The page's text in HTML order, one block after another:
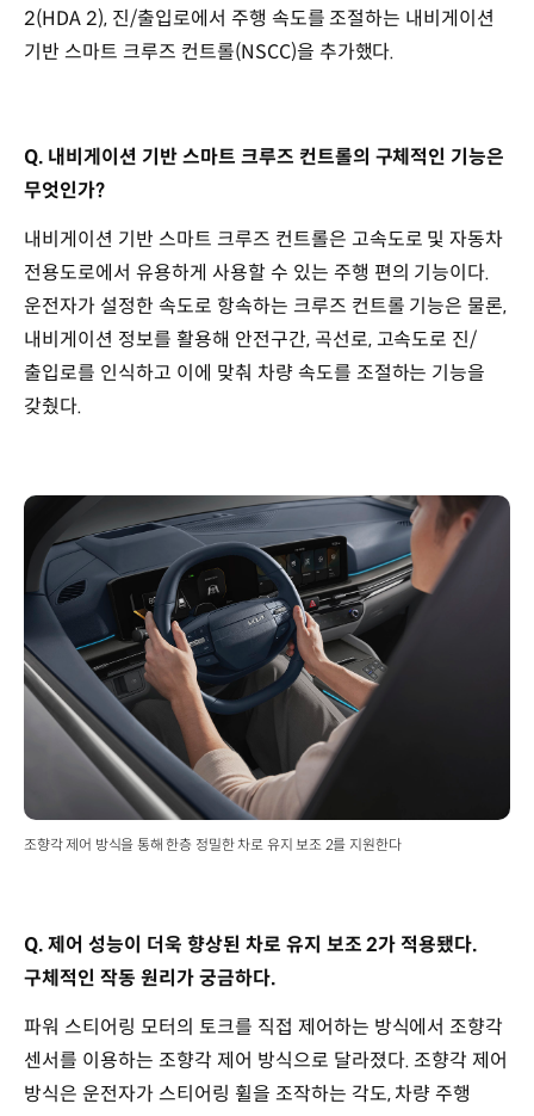
2(HDA 2), 진/출입로에서 주행 속도를 조절하는 내비게이션
기반 스마트 크루즈 컨트롤(NSCC)을 추가했다.
Q. 내비게이션 기반 스마트 크루즈 컨트롤의 구체적인 기능은
무엇인가?
내비게이션 기반 스마트 크루즈 컨트롤은 고속도로 및 자동차
전용도로에서 유용하게 사용할 수 있는 주행 편의 기능이다.
운전자가 설정한 속도로 항속하는 크루즈 컨트롤 기능은 물론,
내비게이션 정보를 활용해 안전구간, 곡선로, 고속도로 진/
출입로를 인식하고 이에 맞춰 차량 속도를 조절하는 기능을
갖췄다.
조향각 제어 방식을 통해 한층 정밀한 차로 유지 보조 2를 지원한다
Q. 제어 성능이 더욱 향상된 차로 유지 보조 2가 적용됐다.
구체적인 작동 원리가 궁금하다.
파워 스티어링 모터의 토크를 직접 제어하는 방식에서 조향각
센서를 이용하는 조향각 제어 방식으로 달라졌다. 조향각 제어
방식은 운전자가 스티어링 휠을 조작하는 각도, 차량 주행